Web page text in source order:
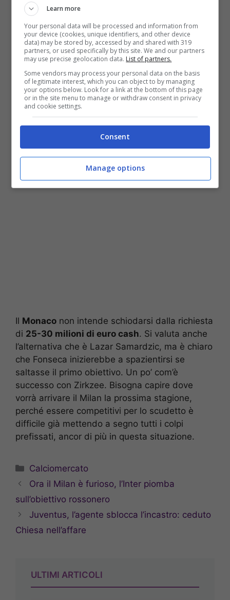
Milan, si complica Fofana (ANSA) Stopandgoal.net
Pobegainteressa in Serie A e addirittura si è
parlato di una cessione di TijjaniReijnders
dopo soltanto un anno dal suo arrivo. Dunque, il
Milan potrebbe avviare una vera e propria
rivoluzione a centrocampo, ma soltanto se
dovesse partire qualcuno. C’è Youssouf
che è il primo obiettivo, ma la trattativa si è
complicata fortemente.
Il Monaco non intende schiodarsi dalla richiesta
di 25-30 milioni di euro cash. Si valuta anche
l’alternativa che è Lazar Samardzic, ma è chiaro
che Fonseca inizierebbe a spazientirsi se
saltasse il primo obiettivo. Un po’ com’è
successo con Zirkzee. Bisogna capire dove
vorrà arrivare il Milan la prossima stagione,
perché essere competitivi per lo scudetto è
difficile già mettendo a segno tutti i colpi
prefissati, ancor di più in questa situazione.
Categorie
Calciomercato
Ora il Milan è furioso, l’Inter piomba
sull’obiettivo rossonero
Juventus, l’agente sblocca l’incastro: ceduto
Chiesa nell’affare
ULTIMI ARTICOLI
Learn more
Your personal data will be processed and information from
your device (cookies, unique identifiers, and other device
data) may be stored by, accessed by and shared with 319
partners, or used specifically by this site. We and our partners
may use precise geolocation data. List of partners.
Some vendors may process your personal data on the basis
of legitimate interest, which you can object to by managing
your options below. Look for a link at the bottom of this page
or in the site menu to manage or withdraw consent in privacy
and cookie settings.
Consent
Manage options